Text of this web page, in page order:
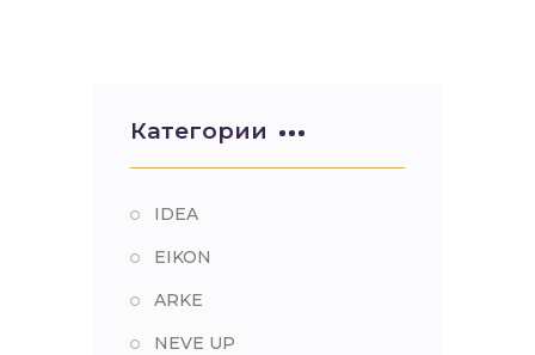
Категории
IDEA
EIKON
ARKE
NEVE UP